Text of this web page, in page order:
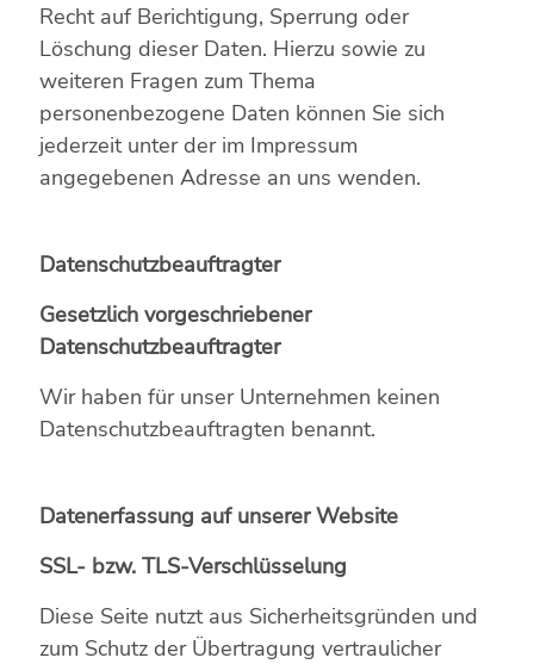
Recht auf Berichtigung, Sperrung oder
Löschung dieser Daten. Hierzu sowie zu
weiteren Fragen zum Thema
personenbezogene Daten können Sie sich
jederzeit unter der im Impressum
angegebenen Adresse an uns wenden.
Datenschutzbeauftragter
Gesetzlich vorgeschriebener
Datenschutzbeauftragter
Wir haben für unser Unternehmen keinen
Datenschutzbeauftragten benannt.
Datenerfassung auf unserer Website
SSL- bzw. TLS-Verschlüsselung
Diese Seite nutzt aus Sicherheitsgründen und
zum Schutz der Übertragung vertraulicher